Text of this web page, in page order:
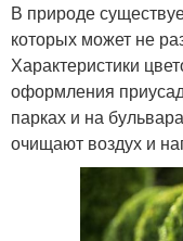
В природе
которых может не
Характеристики
оформления
парках и на
очищают воздух и